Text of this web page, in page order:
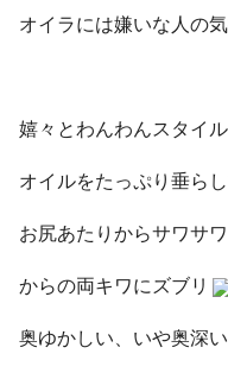
オイラには嫌いな人の
嬉々とわんわんスタイ
オイルをたっぷり垂ら
お尻あたりからサワサ
からの両キワにズブリ
奥ゆかしい、いや奥深